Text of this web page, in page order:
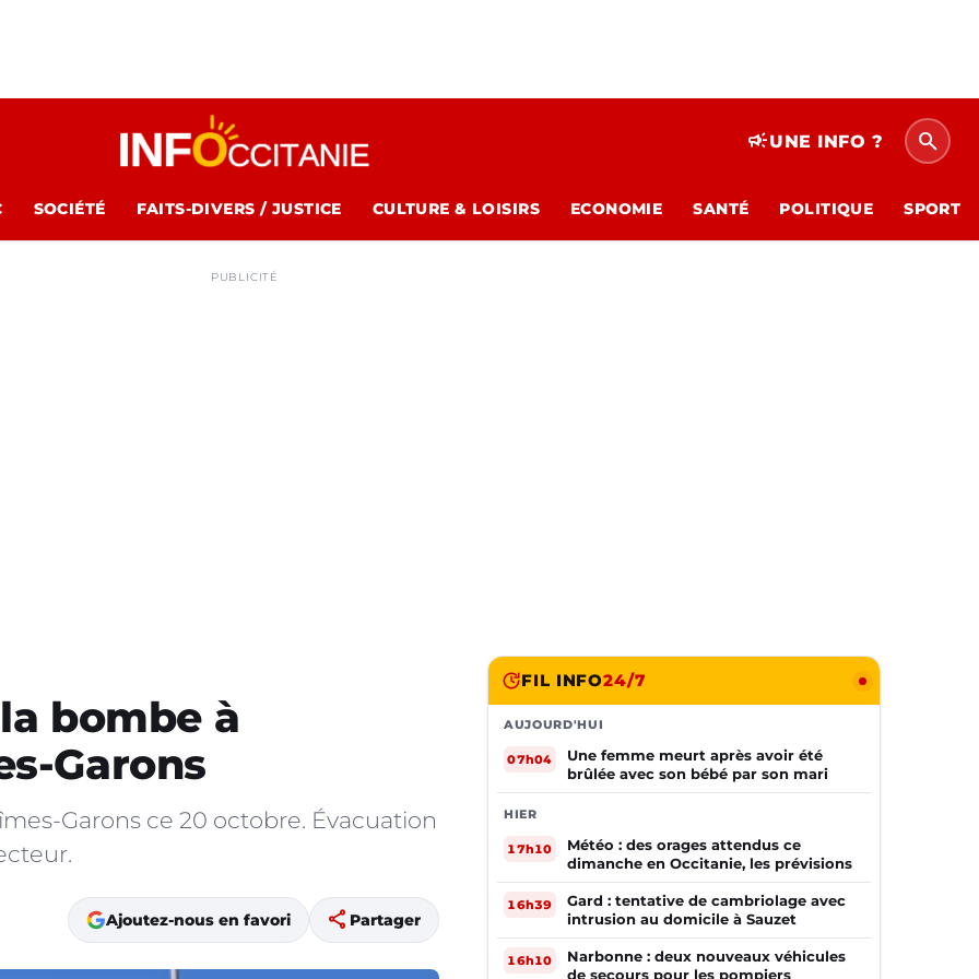
campaignUNE INFO ? search
SOCIÉTÉ FAITS-DIVERS / JUSTICE CULTURE & LOISIRS ECONOMIE SANTÉ POLITIQUE SPORT
PUBLICITÉ
bombe à
Garons
Garons ce 20 octobre. Évacuation
Ajoutez-nous en favori share Partager
FIL INFO24/7
AUJOURD'HUI
07h04
Une femme meurt après avoir été
brûlée avec son bébé par son mari
HIER
17h10
Météo : des orages attendus ce
dimanche en Occitanie, les prévisions
16h39
Gard : tentative de cambriolage avec
intrusion au domicile à Sauzet
16h10
Narbonne : deux nouveaux véhicules
de secours pour les pompiers